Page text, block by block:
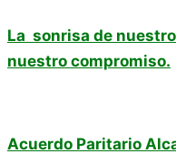
La sonrisa de
nuestro compromiso.
Acuerdo Paritario